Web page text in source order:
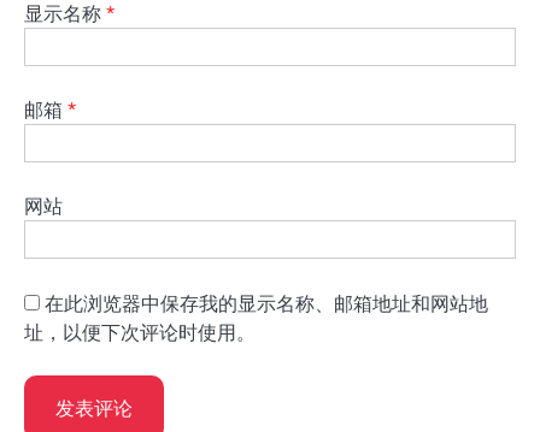
显示名称 *
邮箱 *
网站
在此浏览器中保存我的显示名称、邮箱地址和网站地
址，以便下次评论时使用。